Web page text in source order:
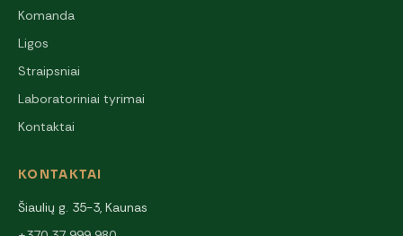
Komanda
Ligos
Straipsniai
Laboratoriniai tyrimai
Kontaktai
KONTAKTAI
Šiaulių g. 35-3, Kaunas